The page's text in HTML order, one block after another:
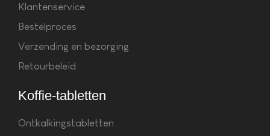
Klantenservice
Bestelproces
Verzending en bezorging
Retourbeleid
Koffie-tabletten
Ontkalkingstabletten